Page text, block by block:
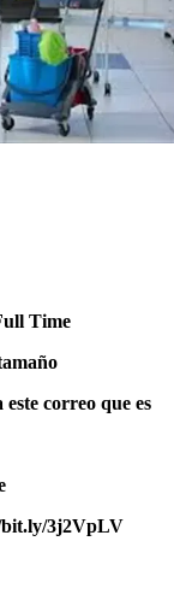
Time
correo que es
bit.ly/3j2VpLV